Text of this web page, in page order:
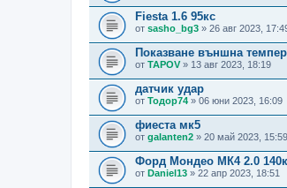
Fiesta 1.6 95кс
от sasho_bg3 » 26 авг 2023,
Показване външна
от TAPOV » 13 авг 2023, 18:19
датчик удар
от Тодор74 » 06 юни 2023, 16:09
фиеста мк5
от galanten2 » 20 май 2023, 15:59
Форд Мондео МК4 2.0
от Daniel13 » 22 апр 2023, 18:51